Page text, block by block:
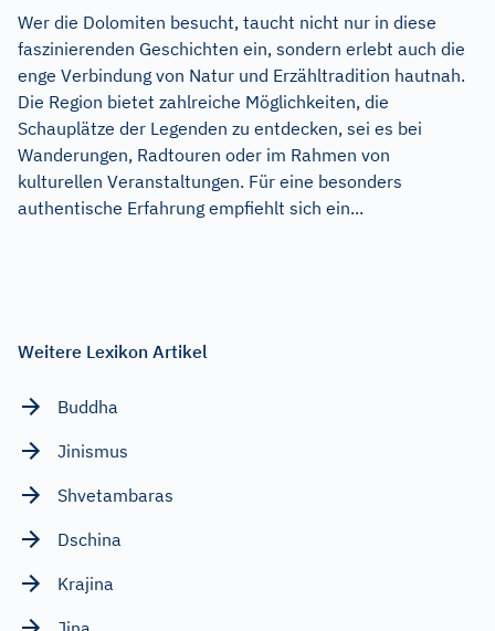
Wer die Dolomiten besucht, taucht nicht nur in diese
faszinierenden Geschichten ein, sondern erlebt auch die
enge Verbindung von Natur und Erzähltradition hautnah.
Die Region bietet zahlreiche Möglichkeiten, die
Schauplätze der Legenden zu entdecken, sei es bei
Wanderungen, Radtouren oder im Rahmen von
kulturellen Veranstaltungen. Für eine besonders
authentische Erfahrung empfiehlt sich ein...
Weitere Lexikon Artikel
Buddha
Jinismus
Shvetambaras
Dschina
Krajina